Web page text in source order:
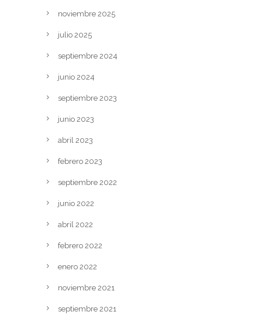
noviembre 2025
julio 2025
septiembre 2024
junio 2024
septiembre 2023
junio 2023
abril 2023
febrero 2023
septiembre 2022
junio 2022
abril 2022
febrero 2022
enero 2022
noviembre 2021
septiembre 2021